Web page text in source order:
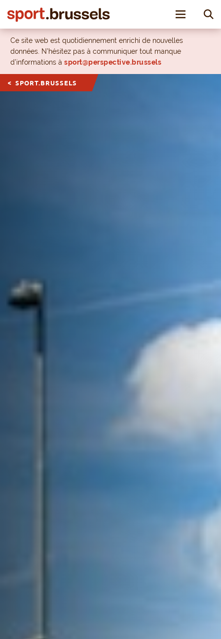
Toggle
Ce site web est quotidiennement enrichi de nouvelles
données. N’hésitez pas à communiquer tout manque
d’informations à sport@perspective.brussels
SPORT.BRUSSELS